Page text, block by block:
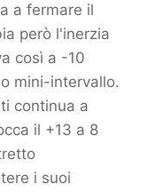
a fermare il
però l'inerzia
così a -10
mini-intervallo.
continua a
il +13 a 8
i suoi